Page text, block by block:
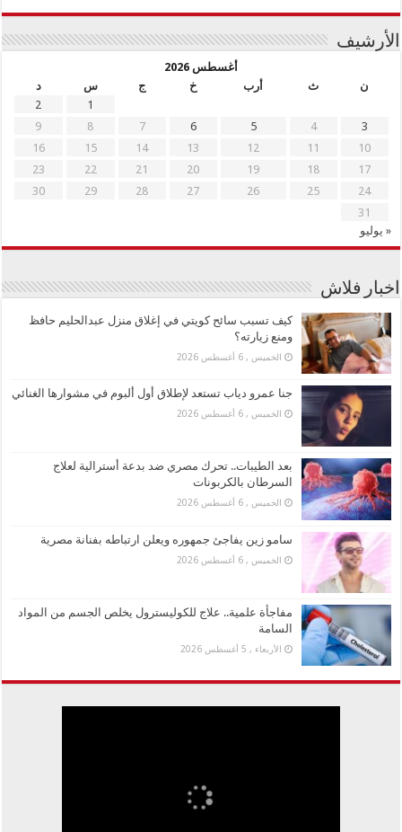
الأرشيف
أغسطس 2026
ن
ث أرب خ ج س
د
1
2
3
4
5
6
7
8
9
10
11
12
13
14
15
16
17
18
19
20
21
22
23
24
25
26
27
28
29
30
31
« يوليو
اخبار فلاش
كيف تسبب سائح كويتي في إغلاق منزل عبدالحليم حافظ
ومنع زيارته؟
الخميس , 6 أغسطس 2026
جنا عمرو دياب تستعد لإطلاق أول ألبوم في مشوارها الغنائي
الخميس , 6 أغسطس 2026
بعد الطيبات.. تحرك مصري ضد بدعة أسترالية لعلاج
السرطان بالكربونات
الخميس , 6 أغسطس 2026
سامو زين يفاجئ جمهوره ويعلن ارتباطه بفنانة مصرية
الخميس , 6 أغسطس 2026
مفاجأة علمية.. علاج للكوليسترول يخلص الجسم من المواد
السامة
الأربعاء , 5 أغسطس 2026